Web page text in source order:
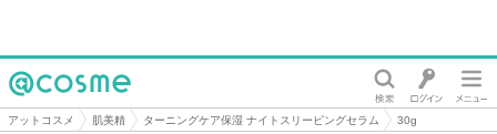
@cosme
アットコスメ 肌美精 ターニングケア保湿 ナイトスリーピングセラム
30g